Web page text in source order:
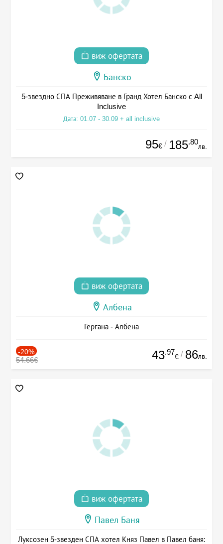
виж офертата
Банско
5-звездно СПА Преживяване в Гранд Хотел Банско с All
Inclusive
Дата: 01.07 - 30.09 + all inclusive
95€ / 185.80
лв.
виж офертата
Албена
Гергана - Албена
-20%
54.66€ 43.97
€ / 86лв.
виж офертата
Павел Баня
Луксозен 5-звезден СПА хотел Княз Павел в Павел баня: